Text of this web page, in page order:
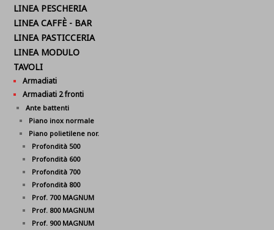
LINEA PESCHERIA
LINEA CAFFÈ - BAR
LINEA PASTICCERIA
LINEA MODULO
TAVOLI
Armadiati
Armadiati 2 fronti
Ante battenti
Piano inox normale
Piano polietilene nor.
Profondità 500
Profondità 600
Profondità 700
Profondità 800
Prof. 700 MAGNUM
Prof. 800 MAGNUM
Prof. 900 MAGNUM